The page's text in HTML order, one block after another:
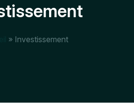
» Investissement